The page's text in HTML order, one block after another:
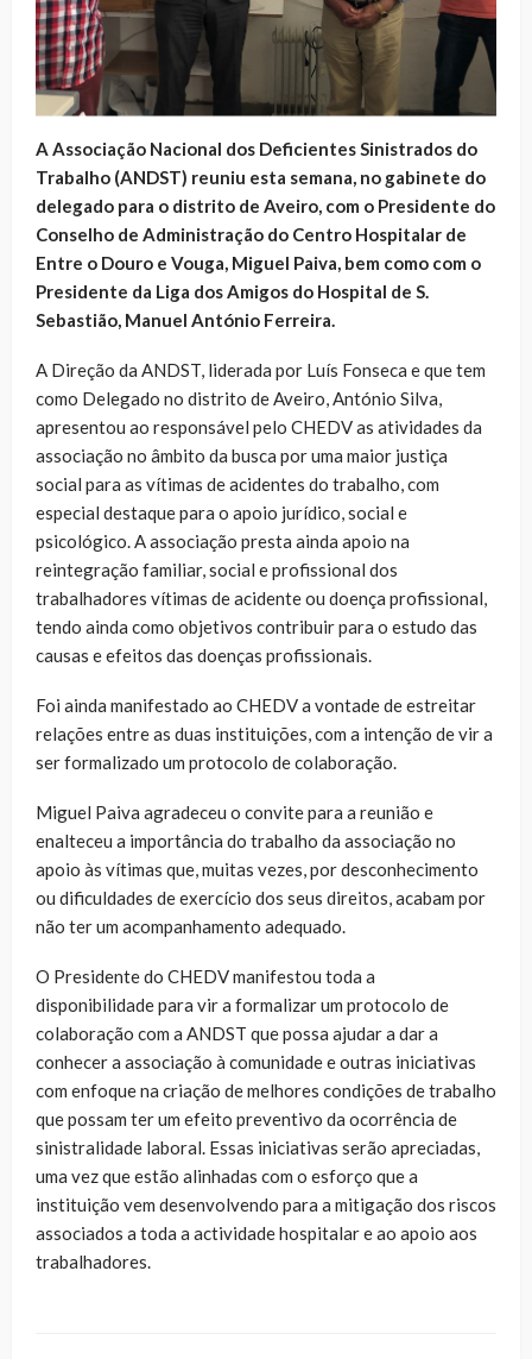
A Associação Nacional dos Deficientes Sinistrados do
Trabalho (ANDST) reuniu esta semana, no gabinete do
delegado para o distrito de Aveiro, com o Presidente do
Conselho de Administração do Centro Hospitalar de
Entre o Douro e Vouga, Miguel Paiva, bem como com o
Presidente da Liga dos Amigos do Hospital de S.
Sebastião, Manuel António Ferreira.
A Direção da ANDST, liderada por Luís Fonseca e que tem
como Delegado no distrito de Aveiro, António Silva,
apresentou ao responsável pelo CHEDV as atividades da
associação no âmbito da busca por uma maior justiça
social para as vítimas de acidentes do trabalho, com
especial destaque para o apoio jurídico, social e
psicológico. A associação presta ainda apoio na
reintegração familiar, social e profissional dos
trabalhadores vítimas de acidente ou doença profissional,
tendo ainda como objetivos contribuir para o estudo das
causas e efeitos das doenças profissionais.
Foi ainda manifestado ao CHEDV a vontade de estreitar
relações entre as duas instituições, com a intenção de vir a
ser formalizado um protocolo de colaboração.
Miguel Paiva agradeceu o convite para a reunião e
enalteceu a importância do trabalho da associação no
apoio às vítimas que, muitas vezes, por desconhecimento
ou dificuldades de exercício dos seus direitos, acabam por
não ter um acompanhamento adequado.
O Presidente do CHEDV manifestou toda a
disponibilidade para vir a formalizar um protocolo de
colaboração com a ANDST que possa ajudar a dar a
conhecer a associação à comunidade e outras iniciativas
com enfoque na criação de melhores condições de trabalho
que possam ter um efeito preventivo da ocorrência de
sinistralidade laboral. Essas iniciativas serão apreciadas,
uma vez que estão alinhadas com o esforço que a
instituição vem desenvolvendo para a mitigação dos riscos
associados a toda a actividade hospitalar e ao apoio aos
trabalhadores.